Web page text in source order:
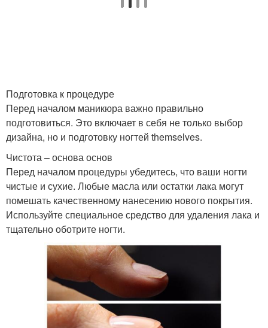
Подготовка к процедуре
Перед началом маникюра важно правильно
подготовиться. Это включает в себя не только выбор
дизайна, но и подготовку ногтей themselves.
Чистота – основа основ
Перед началом процедуры убедитесь, что ваши ногти
чистые и сухие. Любые масла или остатки лака могут
помешать качественному нанесению нового покрытия.
Используйте специальное средство для удаления лака и
тщательно оботрите ногти.